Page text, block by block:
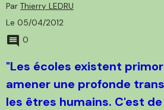
Par Thierry LEDRU
Le 05/04/2012
0
"Les écoles existent
amener une profonde
les êtres humains. C'est